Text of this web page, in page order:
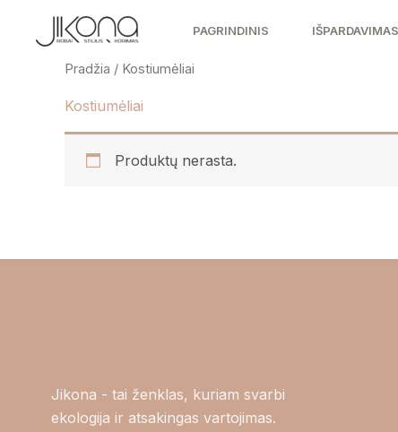
PAGRINDINIS IŠPARDAVIMAS
Pradžia / Kostiumėliai
Kostiumėliai
Produktų nerasta.
Jikona - tai ženklas, kuriam svarbi
ekologija ir atsakingas vartojimas.